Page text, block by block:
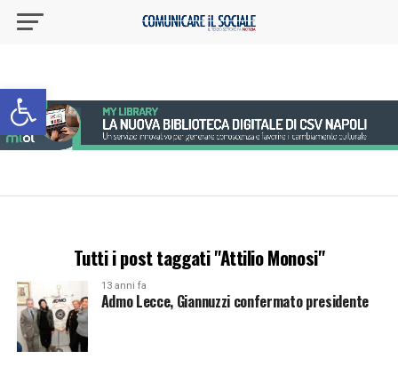
Apri la barra degli strumenti
Tutti i post taggati "Attilio Monosi"
13 anni fa
Admo Lecce, Giannuzzi confermato presidente